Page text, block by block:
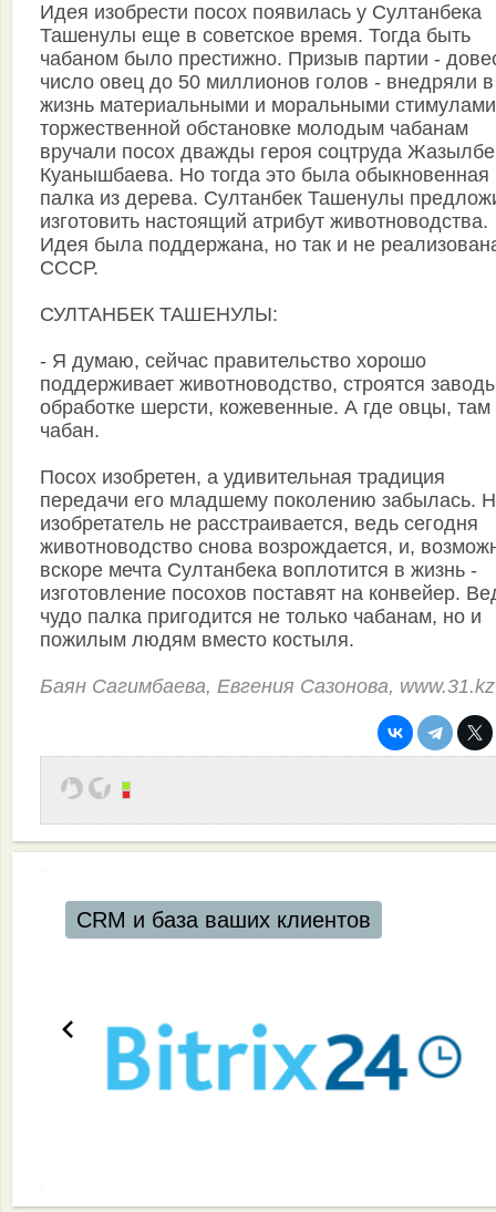
Идея изобрести посох появилась у Султанбека
Ташенулы еще в советское время. Тогда быть
чабаном было престижно. Призыв партии -
число овец до 50 миллионов голов - внедряли в
жизнь материальными и моральными
торжественной обстановке молодым чабанам
вручали посох дважды героя соцтруда
Куанышбаева. Но тогда это была обыкновенная
палка из дерева. Султанбек Ташенулы
изготовить настоящий атрибут животноводства.
Идея была поддержана, но так и не
СССР.
СУЛТАНБЕК ТАШЕНУЛЫ:
- Я думаю, сейчас правительство хорошо
поддерживает животноводство, строятся
обработке шерсти, кожевенные. А где овцы, там
чабан.
Посох изобретен, а удивительная традиция
передачи его младшему поколению забылась.
изобретатель не расстраивается, ведь сегодня
животноводство снова возрождается, и,
вскоре мечта Султанбека воплотится в жизнь -
изготовление посохов поставят на конвейер.
чудо палка пригодится не только чабанам, но и
пожилым людям вместо костыля.
Баян Сагимбаева, Евгения Сазонова, www.31.kz
CRM и база ваших клиентов